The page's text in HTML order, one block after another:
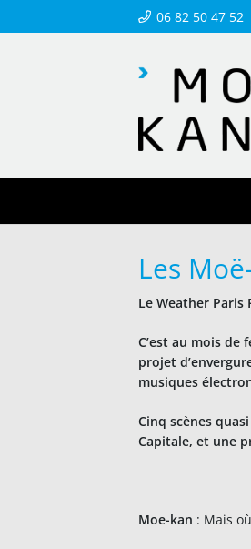
06 82 50 47 52
Les
Le Weather Paris
C’est au mois
projet
musiques
Cinq scènes
Capitale, et une
Moe-kan : Mais